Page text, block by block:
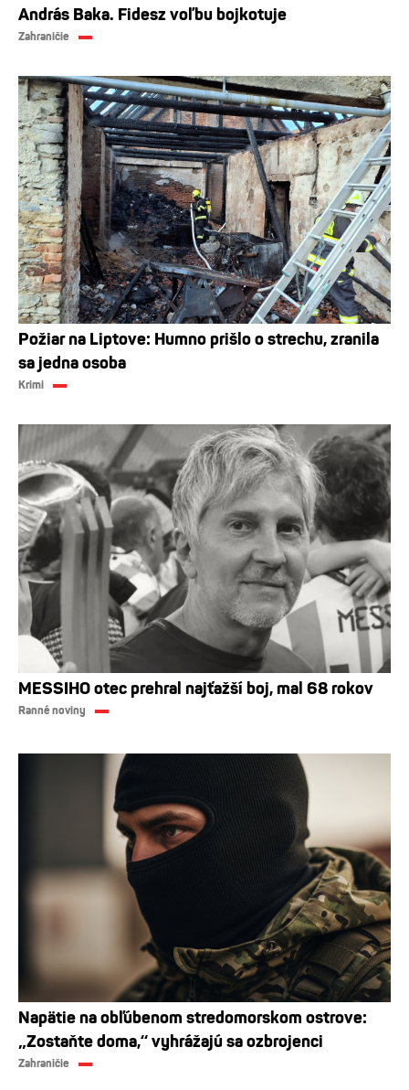
András Baka. Fidesz voľbu bojkotuje
Zahraničie
Požiar na Liptove: Humno prišlo o strechu, zranila
sa jedna osoba
Krimi
MESSIHO otec prehral najťažší boj, mal 68 rokov
Ranné noviny
Napätie na obľúbenom stredomorskom ostrove:
„Zostaňte doma,“ vyhrážajú sa ozbrojenci
Zahraničie